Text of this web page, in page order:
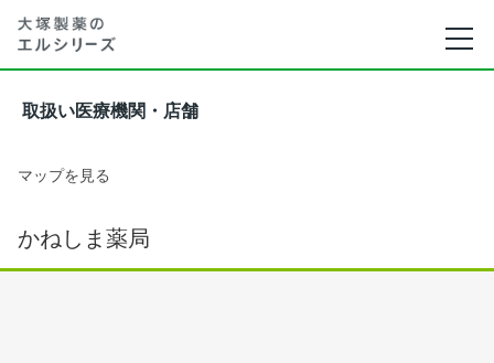
取扱い医療機関・店舗
マップを見る
かねしま薬局